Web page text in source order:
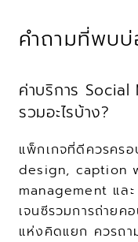
คำถามที่พบ
ค่าบริการ
รวมอะไรบ้าง?
แพ็กเกจที่ดีควรคร
design, caption
management แล
เจนซีรวมการถ่าย
แห่งคิดแยก ควรถา